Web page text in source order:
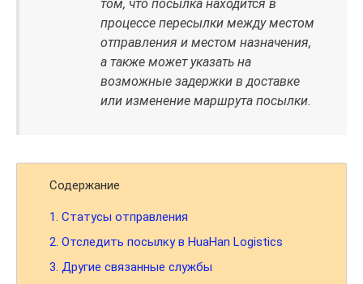
том, что посылка находится в
процессе пересылки между местом
отправления и местом назначения,
а также может указать на
возможные задержки в доставке
или изменение маршрута посылки.
Содержание
1. Статусы отправления
2. Отследить посылку в HuaHan Logistics
3. Другие связанные службы